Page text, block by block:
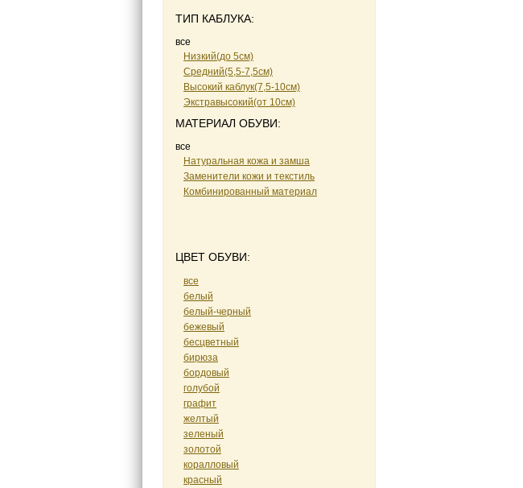
ТИП КАБЛУКА:
все
Низкий(до 5см)
Средний(5,5-7,5см)
Высокий каблук(7,5-10см)
Экстравысокий(от 10см)
МАТЕРИАЛ ОБУВИ:
все
Натуральная кожа и замша
Заменители кожи и текстиль
Комбинированный материал
ЦВЕТ ОБУВИ:
все
белый
белый-черный
бежевый
бесцветный
бирюза
бордовый
голубой
графит
желтый
зеленый
золотой
коралловый
красный